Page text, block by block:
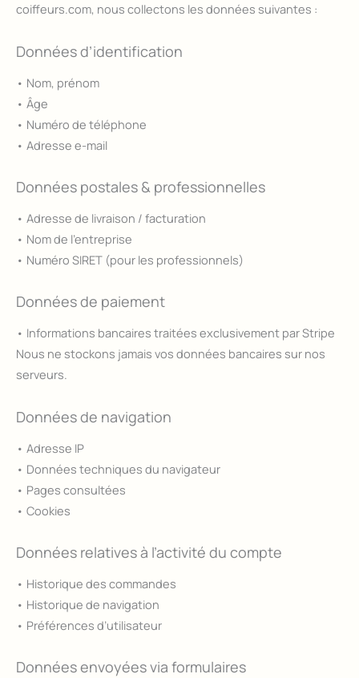
coiffeurs.com, nous collectons les données suivantes :
Données d’identification
• Nom, prénom
• Âge
• Numéro de téléphone
• Adresse e-mail
Données postales & professionnelles
• Adresse de livraison / facturation
• Nom de l’entreprise
• Numéro SIRET (pour les professionnels)
Données de paiement
• Informations bancaires traitées exclusivement par Stripe
Nous ne stockons jamais vos données bancaires sur nos
serveurs.
Données de navigation
• Adresse IP
• Données techniques du navigateur
• Pages consultées
• Cookies
Données relatives à l’activité du compte
• Historique des commandes
• Historique de navigation
• Préférences d’utilisateur
Données envoyées via formulaires